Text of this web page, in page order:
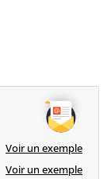
Voir un exemple
Voir un exemple